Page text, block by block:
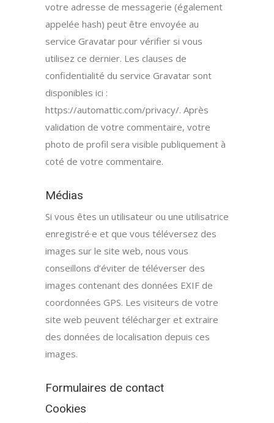
votre adresse de messagerie (également
appelée hash) peut être envoyée au
service Gravatar pour vérifier si vous
utilisez ce dernier. Les clauses de
confidentialité du service Gravatar sont
disponibles ici :
https://automattic.com/privacy/. Après
validation de votre commentaire, votre
photo de profil sera visible publiquement à
coté de votre commentaire.
Médias
Si vous êtes un utilisateur ou une utilisatrice
enregistré·e et que vous téléversez des
images sur le site web, nous vous
conseillons d’éviter de téléverser des
images contenant des données EXIF de
coordonnées GPS. Les visiteurs de votre
site web peuvent télécharger et extraire
des données de localisation depuis ces
images.
Formulaires de contact
Cookies